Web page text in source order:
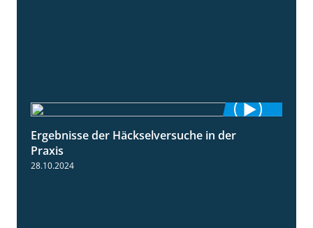
Ergebnisse der Häckselversuche in der
Praxis
28.10.2024